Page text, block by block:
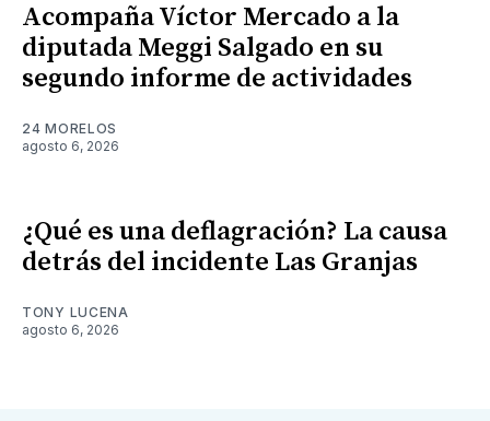
Acompaña Víctor Mercado a la
diputada Meggi Salgado en su
segundo informe de actividades
24 MORELOS
agosto 6, 2026
¿Qué es una deflagración? La causa
detrás del incidente Las Granjas
TONY LUCENA
agosto 6, 2026